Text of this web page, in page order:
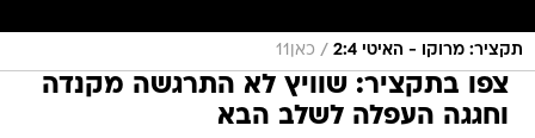
תקציר: מרוקו - האיטי 2:4 / כאן11
צפו בתקציר: שוויץ לא התרגשה מקנדה
וחגגה העפלה לשלב הבא